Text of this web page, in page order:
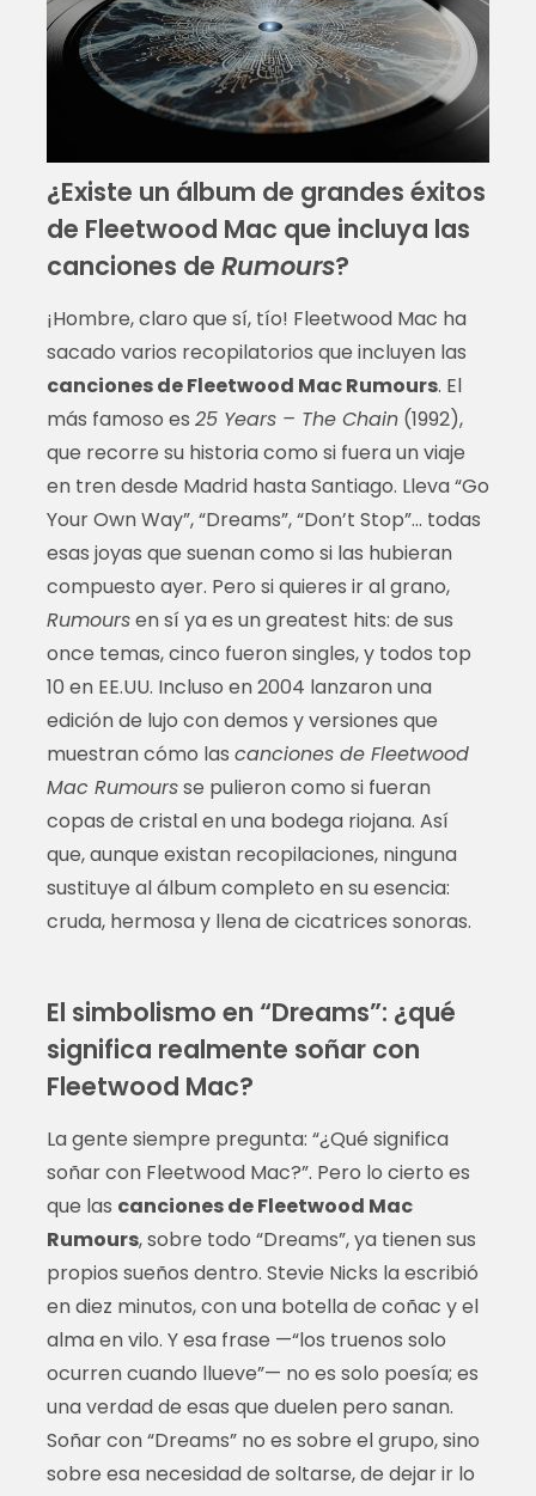
¿Existe un álbum de grandes éxitos
de Fleetwood Mac que incluya las
canciones de Rumours?
¡Hombre, claro que sí, tío! Fleetwood Mac ha
sacado varios recopilatorios que incluyen las
canciones de Fleetwood Mac Rumours. El
más famoso es 25 Years – The Chain(1992),
que recorre su historia como si fuera un viaje
en tren desde Madrid hasta Santiago. Lleva “Go
Your Own Way”, “Dreams”, “Don’t Stop”… todas
esas joyas que suenan como si las hubieran
compuesto ayer. Pero si quieres ir al grano,
Rumoursen sí ya es un greatest hits: de sus
once temas, cinco fueron singles, y todos top
10 en EE.UU. Incluso en 2004 lanzaron una
edición de lujo con demos y versiones que
muestran cómo las canciones de Fleetwood
Mac Rumoursse pulieron como si fueran
copas de cristal en una bodega riojana. Así
que, aunque existan recopilaciones, ninguna
sustituye al álbum completo en su esencia:
cruda, hermosa y llena de cicatrices sonoras.
El simbolismo en “Dreams”: ¿qué
significa realmente soñar con
Fleetwood Mac?
La gente siempre pregunta: “¿Qué significa
soñar con Fleetwood Mac?”. Pero lo cierto es
que las canciones de Fleetwood Mac
Rumours, sobre todo “Dreams”, ya tienen sus
propios sueños dentro. Stevie Nicks la escribió
en diez minutos, con una botella de coñac y el
alma en vilo. Y esa frase —“los truenos solo
ocurren cuando llueve”— no es solo poesía; es
una verdad de esas que duelen pero sanan.
Soñar con “Dreams” no es sobre el grupo, sino
sobre esa necesidad de soltarse, de dejar ir lo